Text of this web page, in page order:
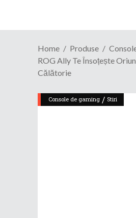
Home Produse
ROG Ally Te Însoțește
Călătorie
Console de gaming / Stiri